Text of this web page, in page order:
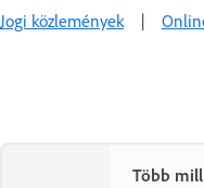
Jogi közlemények |
Több